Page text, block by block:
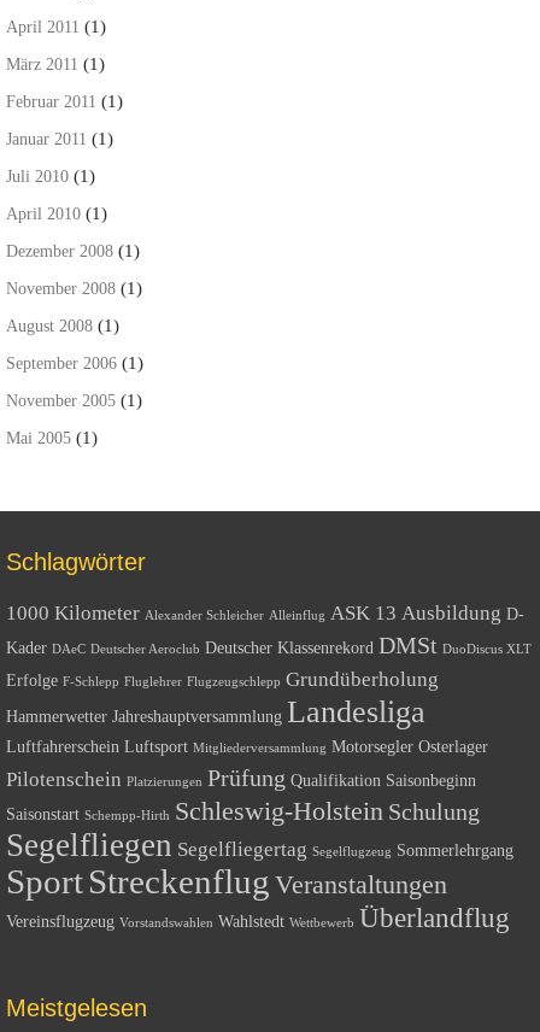
April 2011 (1)
März 2011 (1)
Februar 2011 (1)
Januar 2011 (1)
Juli 2010 (1)
April 2010 (1)
Dezember 2008 (1)
November 2008 (1)
August 2008 (1)
September 2006 (1)
November 2005 (1)
Mai 2005 (1)
Schlagwörter
1000 Kilometer Alexander Schleicher Alleinflug ASK 13 Ausbildung D-
Kader DAeC Deutscher Aeroclub Deutscher Klassenrekord DMSt DuoDiscus XLT
Erfolge F-Schlepp Fluglehrer Flugzeugschlepp Grundüberholung
Hammerwetter Jahreshauptversammlung Landesliga
Luftfahrerschein Luftsport Mitgliederversammlung Motorsegler Osterlager
Pilotenschein Platzierungen Prüfung Qualifikation Saisonbeginn
Saisonstart Schempp-Hirth Schleswig-Holstein Schulung
Segelfliegen Segelfliegertag Segelflugzeug Sommerlehrgang
SportStreckenflug Veranstaltungen
Vereinsflugzeug Vorstandswahlen Wahlstedt Wettbewerb Überlandflug
Meistgelesen